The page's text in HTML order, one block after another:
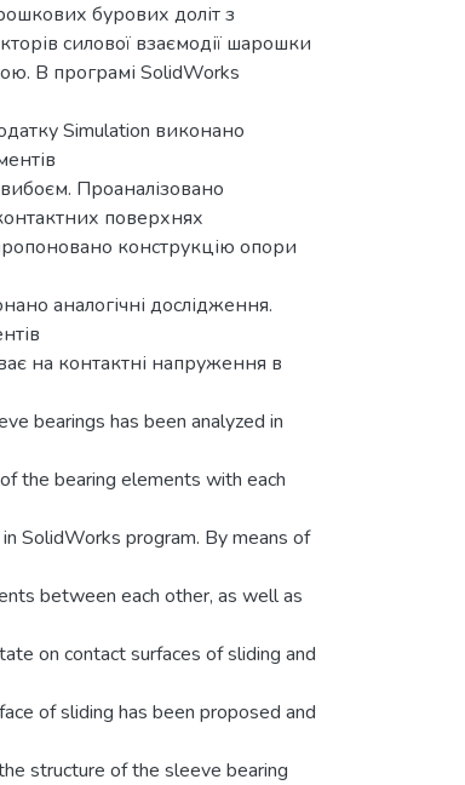
бурових доліт з
силової взаємодії шарошки
В програмі SolidWorks
Simulation виконано
Проаналізовано
поверхнях
конструкцію опори
аналогічні дослідження.
на контактні напруження в
bearings has been analyzed in
the bearing elements with each
SolidWorks program. By means of
between each other, as well as
on contact surfaces of sliding and
of sliding has been proposed and
structure of the sleeve bearing